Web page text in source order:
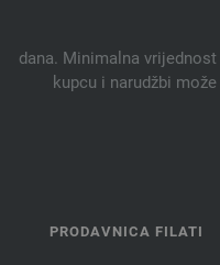
dana. Minimalna vrijednost
kupcu i narudžbi
PRODAVNICA FILATI